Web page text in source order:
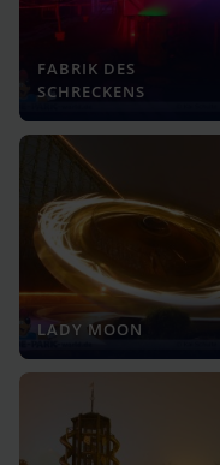
FABRIK DES
SCHRECKENS
LADY MOON